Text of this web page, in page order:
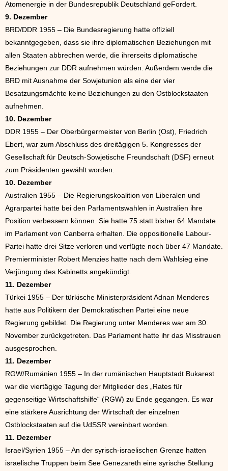
Atomenergie in der Bundesrepublik Deutschland geFordert.
9. Dezember
BRD/DDR 1955 – Die Bundesregierung hatte offiziell
bekanntgegeben, dass sie ihre diplomatischen Beziehungen mit
allen Staaten abbrechen werde, die ihrerseits diplomatische
Beziehungen zur DDR aufnehmen würden. Außerdem werde die
BRD mit Ausnahme der Sowjetunion als eine der vier
Besatzungsmächte keine Beziehungen zu den Ostblockstaaten
aufnehmen.
10. Dezember
DDR 1955 – Der Oberbürgermeister von Berlin (Ost), Friedrich
Ebert, war zum Abschluss des dreitägigen 5. Kongresses der
Gesellschaft für Deutsch-Sowjetische Freundschaft (DSF) erneut
zum Präsidenten gewählt worden.
10. Dezember
Australien 1955 – Die Regierungskoalition von Liberalen und
Agrarpartei hatte bei den Parlamentswahlen in Australien ihre
Position verbessern können. Sie hatte 75 statt bisher 64 Mandate
im Parlament von Canberra erhalten. Die oppositionelle Labour-
Partei hatte drei Sitze verloren und verfügte noch über 47 Mandate.
Premierminister Robert Menzies hatte nach dem Wahlsieg eine
Verjüngung des Kabinetts angekündigt.
11. Dezember
Türkei 1955 – Der türkische Ministerpräsident Adnan Menderes
hatte aus Politikern der Demokratischen Partei eine neue
Regierung gebildet. Die Regierung unter Menderes war am 30.
November zurückgetreten. Das Parlament hatte ihr das Misstrauen
ausgesprochen.
11. Dezember
RGW/Rumänien 1955 – In der rumänischen Hauptstadt Bukarest
war die viertägige Tagung der Mitglieder des „Rates für
gegenseitige Wirtschaftshilfe“ (RGW) zu Ende gegangen. Es war
eine stärkere Ausrichtung der Wirtschaft der einzelnen
Ostblockstaaten auf die UdSSR vereinbart worden.
11. Dezember
Israel/Syrien 1955 – An der syrisch-israelischen Grenze hatten
israelische Truppen beim See Genezareth eine syrische Stellung